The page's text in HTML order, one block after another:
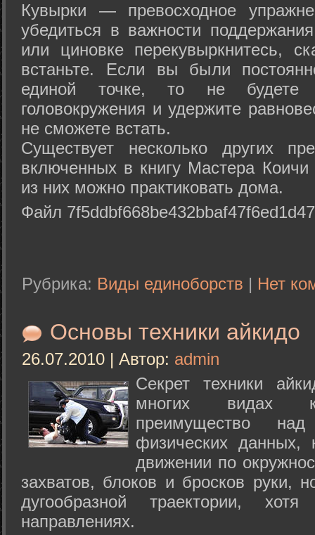
Кувырки — превосходное
убедиться в важности
или циновке перекувыркнитесь,
встаньте. Если вы были
единой точке, то не будете
головокружения и удержите
не сможете встать.
Существует несколько других
включенных в книгу Мастера
из них можно практиковать дома.
Файл
Рубрика: Виды единоборств | Нет
Основы техники айкидо
26.07.2010 | Автор: admin
Секрет техники
многих видах
преимущество
физических данных,
движении по
захватов, блоков и бросков руки,
дугообразной траектории,
направлениях.